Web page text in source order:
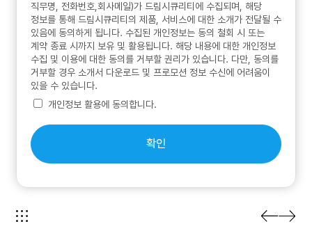
직무명, 전화번호,회사메일)가 드림시큐리티에 수집되며, 해당
정보를 통해 드림시큐리티의 제품, 서비스에 대한 소개가 전달될 수
있음에 동의하게 됩니다. 수집된 개인정보는 동의 철회 시 또는
계약 종료 시까지 보유 및 활용됩니다. 해당 내용에 대한 개인정보
수집 및 이용에 대한 동의를 거부할 권리가 있습니다. 다만, 동의를
거부할 경우 소개서 다운로드 및 프로모션 정보 수신에 어려움이
있을 수 있습니다.
개인정보 활용에 동의합니다.
확인